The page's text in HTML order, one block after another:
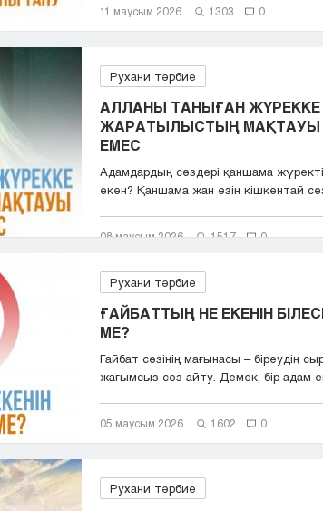
11 маусым 2026 1303 0
Рухани тәрбие
АЛЛАНЫ ТАНЫҒАН ЖҮРЕККЕ
ЖАРАТЫЛЫСТЫҢ МАҚТАУЫ
ЕМЕС
Адамдардың сөздері қаншама
екен? Қаншама жан өзін кішкентай
08 маусым 2026 1517 0
Рухани тәрбие
ҒАЙБАТТЫҢ НЕ ЕКЕНІН
МЕ?
Ғайбат сөзінің мағынасы – біреудің
жағымсыз сөз айту. Демек, бір адам
05 маусым 2026 1602 0
Рухани тәрбие